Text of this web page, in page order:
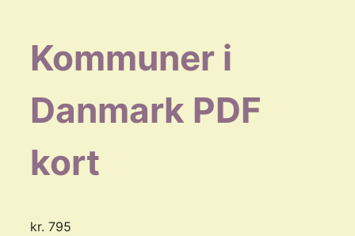
Kommuner i
Danmark PDF
kort
kr. 795